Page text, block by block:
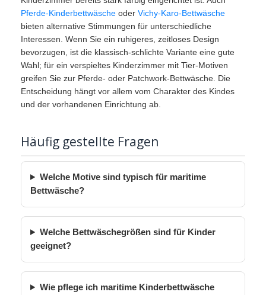
Pferde-Kinderbettwäsche oder Vichy-Karo-Bettwäsche
bieten alternative Stimmungen für unterschiedliche
Interessen. Wenn Sie ein ruhigeres, zeitloses Design
bevorzugen, ist die klassisch-schlichte Variante eine gute
Wahl; für ein verspieltes Kinderzimmer mit Tier-Motiven
greifen Sie zur Pferde- oder Patchwork-Bettwäsche. Die
Entscheidung hängt vor allem vom Charakter des Kindes
und der vorhandenen Einrichtung ab.
Häufig gestellte Fragen
Welche Motive sind typisch für maritime
Bettwäsche?
Welche Bettwäschegrößen sind für Kinder
geeignet?
Wie pflege ich maritime Kinderbettwäsche